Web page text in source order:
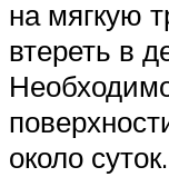
на мягкую
втереть в
около суток.